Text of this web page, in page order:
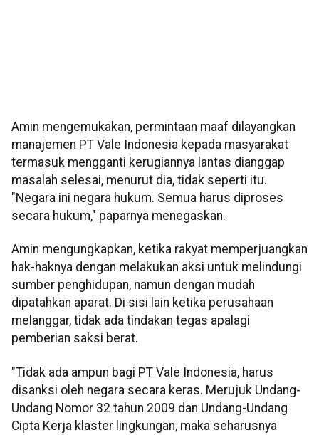
Amin mengemukakan, permintaan maaf dilayangkan
manajemen PT Vale Indonesia kepada masyarakat
termasuk mengganti kerugiannya lantas dianggap
masalah selesai, menurut dia, tidak seperti itu.
"Negara ini negara hukum. Semua harus diproses
secara hukum," paparnya menegaskan.
Amin mengungkapkan, ketika rakyat memperjuangkan
hak-haknya dengan melakukan aksi untuk melindungi
sumber penghidupan, namun dengan mudah
dipatahkan aparat. Di sisi lain ketika perusahaan
melanggar, tidak ada tindakan tegas apalagi
pemberian saksi berat.
"Tidak ada ampun bagi PT Vale Indonesia, harus
disanksi oleh negara secara keras. Merujuk Undang-
Undang Nomor 32 tahun 2009 dan Undang-Undang
Cipta Kerja klaster lingkungan, maka seharusnya